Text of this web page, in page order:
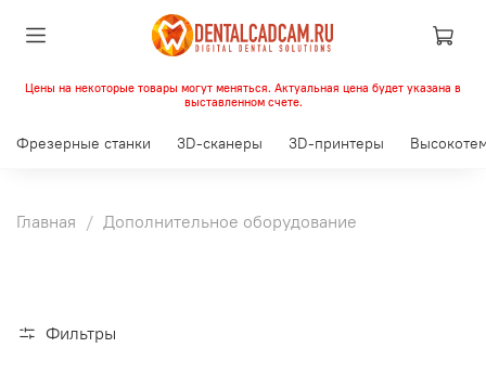
Цены на некоторые товары могут меняться. Актуальная цена будет указана в
выставленном счете.
Фрезерные станки 3D-сканеры 3D-принтеры
Главная Дополнительное оборудование
Фильтры